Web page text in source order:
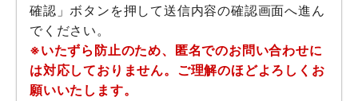
確認」ボタンを押して送信内容の確認画面へ進ん
でください。
※いたずら防止のため、匿名でのお問い合わせに
は対応しておりません。ご理解のほどよろしくお
願いいたします。